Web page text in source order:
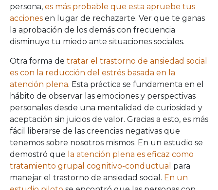
persona, es más probable que esta apruebe tus
acciones en lugar de rechazarte. Ver que te ganas
la aprobación de los demás con frecuencia
disminuye tu miedo ante situaciones sociales.
Otra forma de tratar el trastorno de ansiedad social
es con la reducción del estrés basada en la
atención plena. Esta práctica se fundamenta en el
hábito de observar las emociones y perspectivas
personales desde una mentalidad de curiosidad y
aceptación sin juicios de valor. Gracias a esto, es más
fácil liberarse de las creencias negativas que
tenemos sobre nosotros mismos. En un estudio se
demostró que la atención plena es eficaz como
tratamiento grupal cognitivo-conductual para
manejar el trastorno de ansiedad social. En un